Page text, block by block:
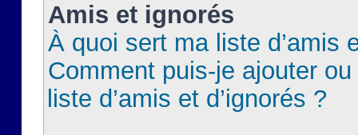
Amis et ignorés
À quoi sert ma liste d’amis
Comment puis-je ajouter
liste d’amis et d’ignorés ?